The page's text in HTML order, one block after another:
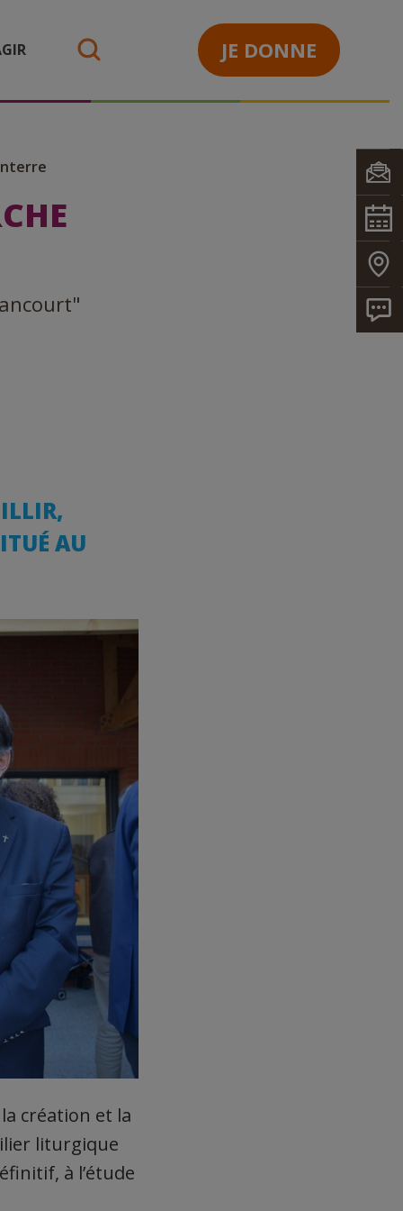
JE DONNE
AU
création et la
liturgique
à l’étude